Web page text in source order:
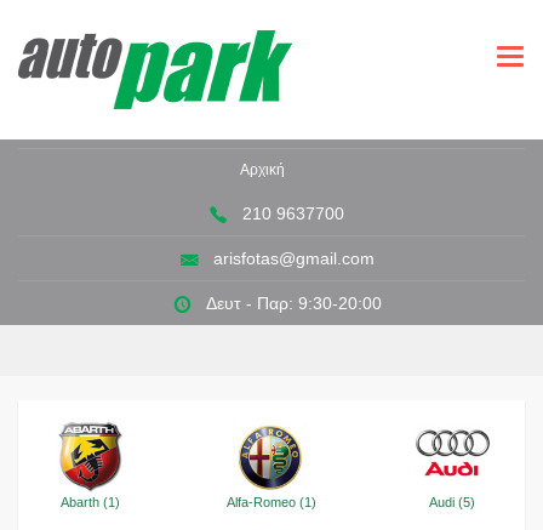
Αρχική
210 9637700
arisfotas@gmail.com
Δευτ - Παρ: 9:30-20:00
Abarth (1) Alfa-Romeo (1) Audi (5)